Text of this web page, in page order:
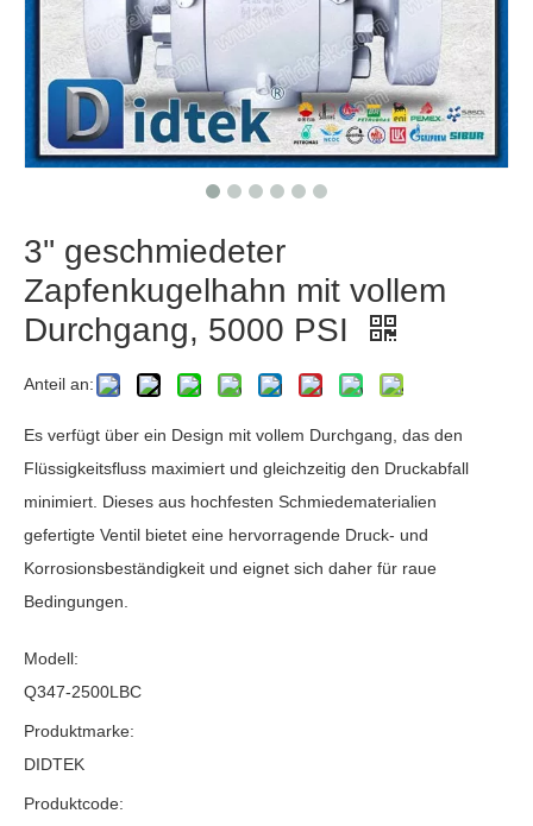
3'' geschmiedeter
Zapfenkugelhahn mit vollem
Durchgang, 5000 PSI
Anteil an:
Es verfügt über ein Design mit vollem Durchgang, das den
Flüssigkeitsfluss maximiert und gleichzeitig den Druckabfall
minimiert. Dieses aus hochfesten Schmiedematerialien
gefertigte Ventil bietet eine hervorragende Druck- und
Korrosionsbeständigkeit und eignet sich daher für raue
Bedingungen.
Modell:
Q347-2500LBC
Produktmarke:
DIDTEK
Produktcode: